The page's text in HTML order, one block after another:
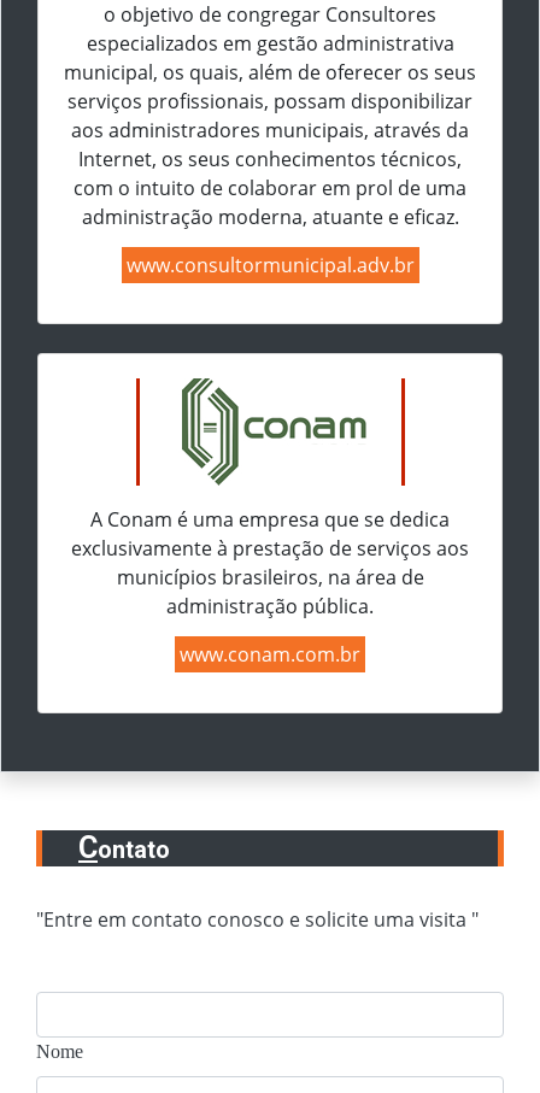
o objetivo de congregar Consultores
especializados em gestão administrativa
municipal, os quais, além de oferecer os seus
serviços profissionais, possam disponibilizar
aos administradores municipais, através da
Internet, os seus conhecimentos técnicos,
com o intuito de colaborar em prol de uma
administração moderna, atuante e eficaz.
www.consultormunicipal.adv.br
A Conam é uma empresa que se dedica
exclusivamente à prestação de serviços aos
municípios brasileiros, na área de
administração pública.
www.conam.com.br
Contato
"Entre em contato conosco e solicite uma visita "
Nome